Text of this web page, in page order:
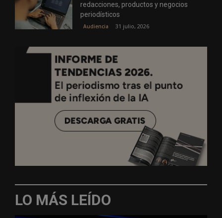
redacciones, productos y negocios
periodísticos
Audiencia 31 julio, 2026
LO MÁS LEÍDO